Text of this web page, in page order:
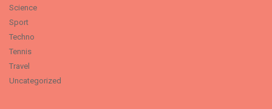
Science
Sport
Techno
Tennis
Travel
Uncategorized